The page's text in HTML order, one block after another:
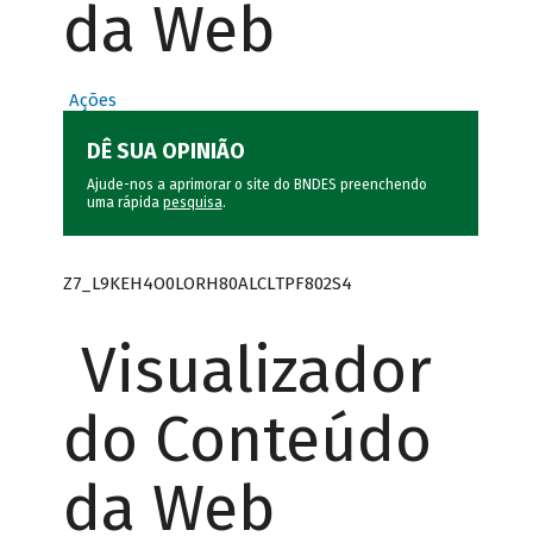
da Web
Ações
DÊ SUA OPINIÃO
Ajude-nos a aprimorar o site do BNDES preenchendo
uma rápida pesquisa.
Z7_L9KEH4O0LORH80ALCLTPF802S4
Visualizador
do Conteúdo
da Web